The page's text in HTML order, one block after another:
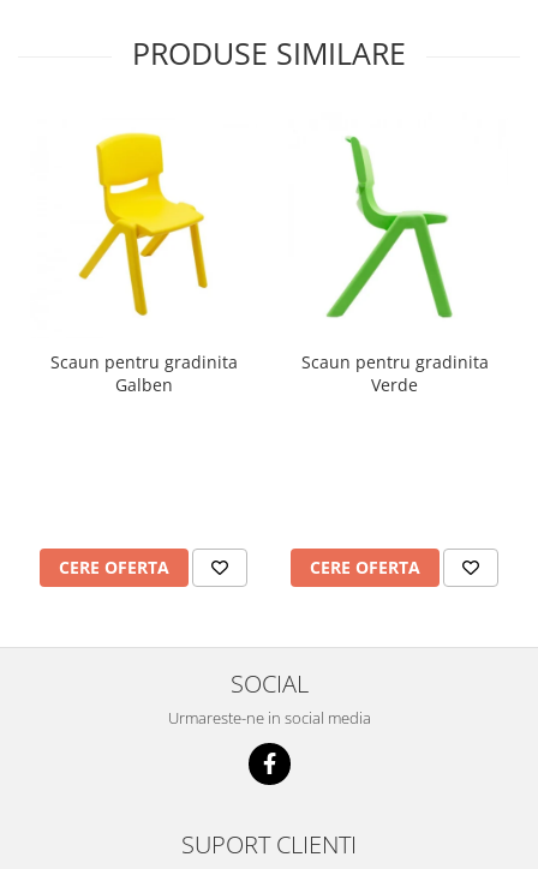
PRODUSE SIMILARE
Scaun pentru gradinita
Galben
CERE OFERTA
Scaun pentru gradinita
Verde
CERE OFERTA
SOCIAL
Urmareste-ne in social media
SUPORT CLIENTI